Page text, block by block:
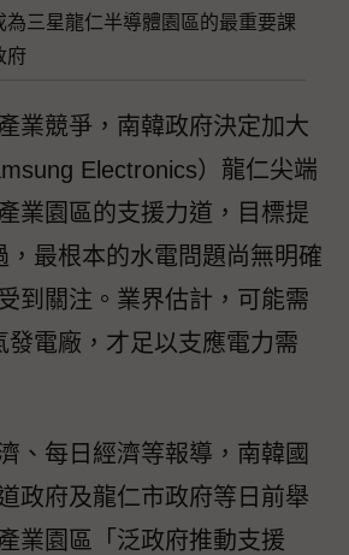
為三星龍仁半導體園區的最重要課
府
業競爭，南韓政府決定加大
Electronics）龍仁尖端
業園區的支援力道，目標提
，最根本的水電問題尚無明確
到關注。業界估計，可能需
發電廠，才足以支應電力需
、每日經濟等報導，南韓國
政府及龍仁市政府等日前舉
業園區「泛政府推動支援